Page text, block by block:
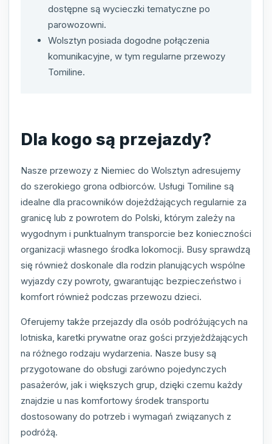
dostępne są wycieczki tematyczne po
parowozowni.
Wolsztyn posiada dogodne połączenia
komunikacyjne, w tym regularne przewozy
Tomiline.
Dla kogo są przejazdy?
Nasze przewozy z Niemiec do Wolsztyn adresujemy
do szerokiego grona odbiorców. Usługi Tomiline są
idealne dla pracowników dojeżdżających regularnie za
granicę lub z powrotem do Polski, którym zależy na
wygodnym i punktualnym transporcie bez konieczności
organizacji własnego środka lokomocji. Busy sprawdzą
się również doskonale dla rodzin planujących wspólne
wyjazdy czy powroty, gwarantując bezpieczeństwo i
komfort również podczas przewozu dzieci.
Oferujemy także przejazdy dla osób podróżujących na
lotniska, karetki prywatne oraz gości przyjeżdżających
na różnego rodzaju wydarzenia. Nasze busy są
przygotowane do obsługi zarówno pojedynczych
pasażerów, jak i większych grup, dzięki czemu każdy
znajdzie u nas komfortowy środek transportu
dostosowany do potrzeb i wymagań związanych z
podróżą.